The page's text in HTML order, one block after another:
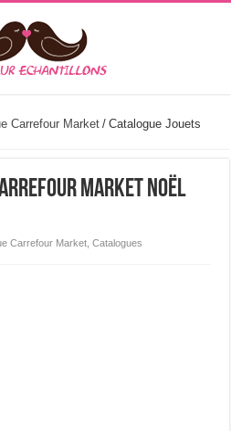
Carrefour Market / Catalogue Jouets
Market Noël
Carrefour Market ,Catalogues